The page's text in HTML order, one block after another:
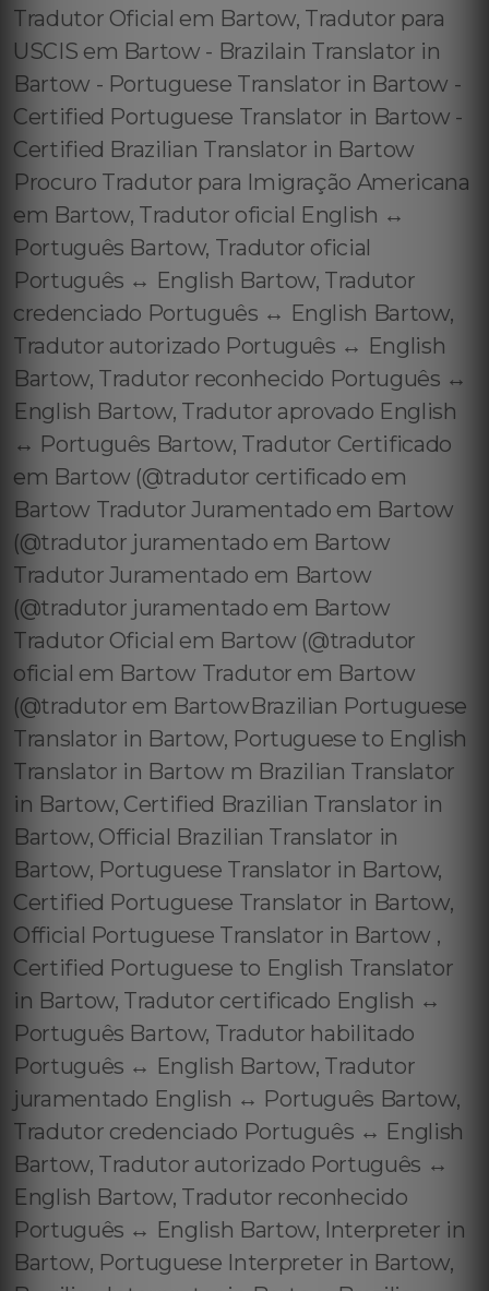
Tradutor Oficial em Bartow, Tradutor para
USCIS em Bartow - Brazilain Translator in
Bartow - Portuguese Translator in Bartow -
Certified Portuguese Translator in Bartow -
Certified Brazilian Translator in Bartow
Procuro Tradutor para Imigração Americana
em Bartow, Tradutor oficial English ↔️
Português Bartow, Tradutor oficial
Português ↔️ English Bartow, Tradutor
credenciado Português ↔️ English Bartow,
Tradutor autorizado Português ↔️ English
Bartow, Tradutor reconhecido Português ↔️
English Bartow, Tradutor aprovado English
↔️ Português Bartow, Tradutor Certificado
em Bartow (@tradutor certificado em
Bartow Tradutor Juramentado em Bartow
(@tradutor juramentado em Bartow
Tradutor Juramentado em Bartow
(@tradutor juramentado em Bartow
Tradutor Oficial em Bartow (@tradutor
oficial em Bartow Tradutor em Bartow
(@tradutor em BartowBrazilian Portuguese
Translator in Bartow, Portuguese to English
Translator in Bartow m Brazilian Translator
in Bartow, Certified Brazilian Translator in
Bartow, Official Brazilian Translator in
Bartow, Portuguese Translator in Bartow,
Certified Portuguese Translator in Bartow,
Official Portuguese Translator in Bartow ,
Certified Portuguese to English Translator
in Bartow, Tradutor certificado English ↔️
Português Bartow, Tradutor habilitado
Português ↔️ English Bartow, Tradutor
juramentado English ↔️ Português Bartow,
Tradutor credenciado Português ↔️ English
Bartow, Tradutor autorizado Português ↔️
English Bartow, Tradutor reconhecido
Português ↔️ English Bartow, Interpreter in
Bartow, Portuguese Interpreter in Bartow,